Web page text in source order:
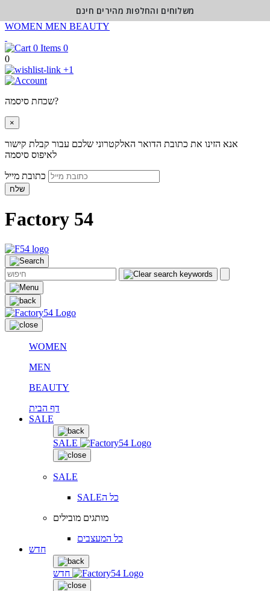
WOMEN MEN BEAUTY
0
0
+1
שכחת סיסמה?
×
אנא הזינו את כתובת הדואר האלקטרוני שלכם עבור קבלת קישור
לאיפוס סיסמה
שלח
Factory 54
WOMEN
MEN
BEAUTY
דף הבית
SALE
SALE
SALE
SALEכל ה
מותגים מובילים
כל המעצבים
חדש
חדש
משלוחים והחלפות מהירים חינם